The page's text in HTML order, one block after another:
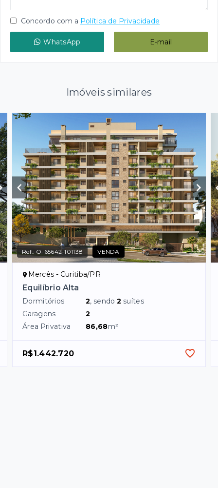
Concordo com a Política de Privacidade
WhatsApp E-mail
Imóveis similares
Ref.: O-65642-101138 VENDA
Mercês - Curitiba/PR
Equilíbrio Alta
Dormitórios 2, sendo2 suítes
Garagens
2
Área Privativa
86,68m²
R$1.442.720